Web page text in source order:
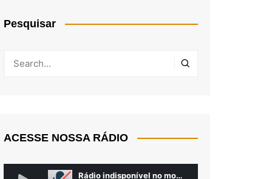
Pesquisar
ACESSE NOSSA RÁDIO